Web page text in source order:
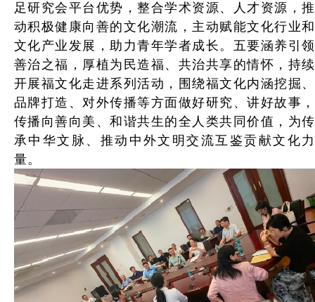
足研究会平台优势，整合学术资源、人才资源，推
动积极健康向善的文化潮流，主动赋能文化行业和
文化产业发展，助力青年学者成长。五要涵养引领
善治之福，厚植为民造福、共治共享的情怀，持续
开展福文化走进系列活动，围绕福文化内涵挖掘、
品牌打造、对外传播等方面做好研究、讲好故事，
传播向善向美、和谐共生的全人类共同价值，为传
承中华文脉、推动中外文明交流互鉴贡献文化力
量。